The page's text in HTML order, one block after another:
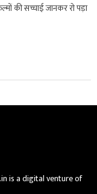
की सच्चाई जानकर रो पड़ा
is a digital venture of